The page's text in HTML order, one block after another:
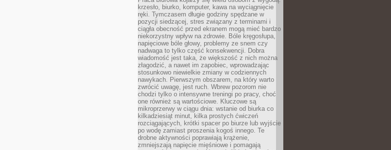
krzesło, biurko, komputer, kawa na wyciągnięcie
ręki. Tymczasem długie godziny spędzane w
pozycji siedzącej, stres związany z terminami i
ciągła obecność przed ekranem mogą mieć bardzo
niekorzystny wpływ na zdrowie. Bóle kręgosłupa,
napięciowe bóle głowy, problemy ze snem czy
nadwaga to tylko część konsekwencji. Dobra
wiadomość jest taka, że większość z nich można
złagodzić, a nawet im zapobiec, wprowadzając
stosunkowo niewielkie zmiany w codziennych
nawykach. Pierwszym obszarem, na który warto
zwrócić uwagę, jest ruch. Wbrew pozorom nie
chodzi tylko o intensywne treningi po pracy, choć
one również są wartościowe. Kluczowe są
mikroprzerwy w ciągu dnia: wstanie od biurka co
kilkadziesiąt minut, kilka prostych ćwiczeń
rozciągających, krótki spacer po biurze lub wyjście
po wodę zamiast proszenia kogoś innego. Te
drobne aktywności poprawiają krążenie,
zmniejszają napięcie mięśniowe i pomagają